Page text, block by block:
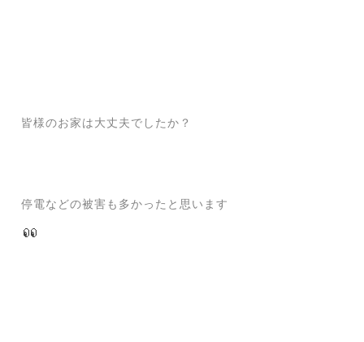
皆様のお家は大丈夫でしたか？
停電などの被害も多かったと思います